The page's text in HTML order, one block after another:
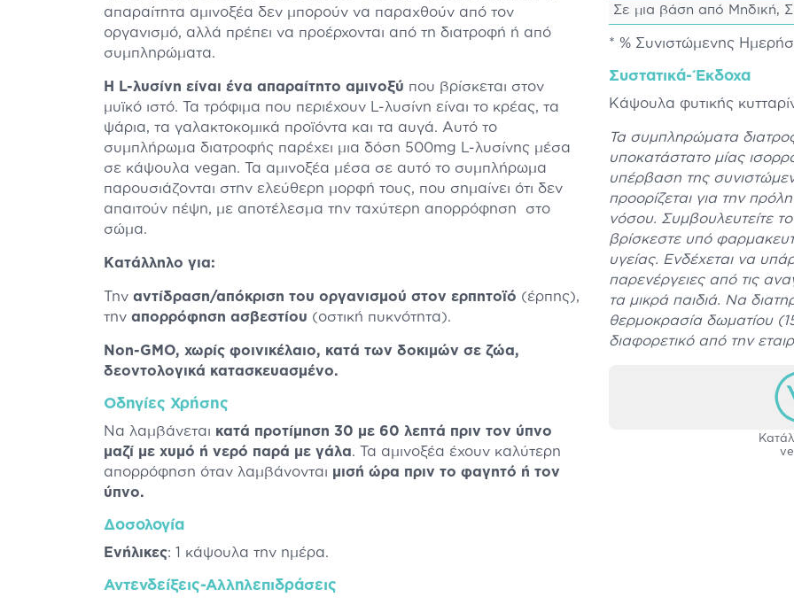
απαραίτητα αμινοξέα δεν μπορούν να παραχθούν από τον
οργανισμό, αλλά πρέπει να προέρχονται από τη διατροφή ή από
συμπληρώματα.
Η L-λυσίνη είναι ένα απαραίτητο αμινοξύ που βρίσκεται στον
μυϊκό ιστό. Τα τρόφιμα που περιέχουν L-λυσίνη είναι το κρέας, τα
ψάρια, τα γαλακτοκομικά προϊόντα και τα αυγά. Αυτό το
συμπλήρωμα διατροφής παρέχει μια δόση 500mg L-λυσίνης μέσα
σε κάψουλα vegan. Τα αμινοξέα μέσα σε αυτό το συμπλήρωμα
παρουσιάζονται στην ελεύθερη μορφή τους, που σημαίνει ότι δεν
απαιτούν πέψη, με αποτέλεσμα την ταχύτερη απορρόφηση στο
σώμα.
Κατάλληλο για:
Την αντίδραση/απόκριση του οργανισμού στον ερπητοϊό (έρπης),
την απορρόφηση ασβεστίου (οστική πυκνότητα).
Non-GMO, χωρίς φοινικέλαιο, κατά των δοκιμών σε ζώα,
δεοντολογικά κατασκευασμένο.
Οδηγίες Χρήσης
Να λαμβάνεται κατά προτίμηση 30 με 60 λεπτά πριν τον ύπνο
μαζί με χυμό ή νερό παρά με γάλα. Τα αμινοξέα έχουν καλύτερη
απορρόφηση όταν λαμβάνονται μισή ώρα πριν το φαγητό ή τον
ύπνο.
Δοσολογία
Ενήλικες: 1 κάψουλα την ημέρα.
Αντενδείξεις-Αλληλεπιδράσεις
Σε μια βάση από Μηδική,
* % Συνιστώμενης
Συστατικά-Έκδοχα
Κάψουλα φυτικής
Τα συμπληρώματα
υποκατάστατο μίας
υπέρβαση της
προορίζεται για την
νόσου. Συμβουλευτείτε
βρίσκεστε υπό
υγείας. Ενδέχεται να
παρενέργειες από τις
τα μικρά παιδιά. Να
θερμοκρασία δωματίου
διαφορετικό από την